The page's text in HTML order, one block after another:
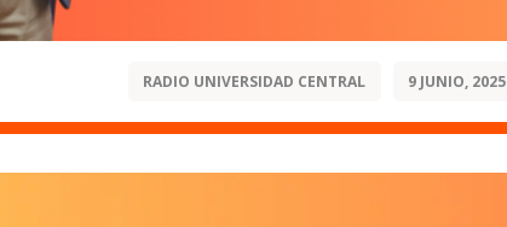
RADIO UNIVERSIDAD CENTRAL 9 JUNIO, 2025